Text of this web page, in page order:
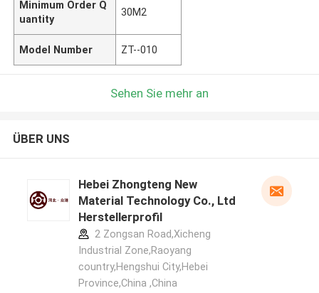
Minimum Order Q
uantity
30M2
Model Number ZT--010
Sehen Sie mehr an
ÜBER UNS
Hebei Zhongteng New
Material Technology Co., Ltd
Herstellerprofil
2 Zongsan Road,Xicheng
Industrial Zone,Raoyang
country,Hengshui City,Hebei
Province,China ,China